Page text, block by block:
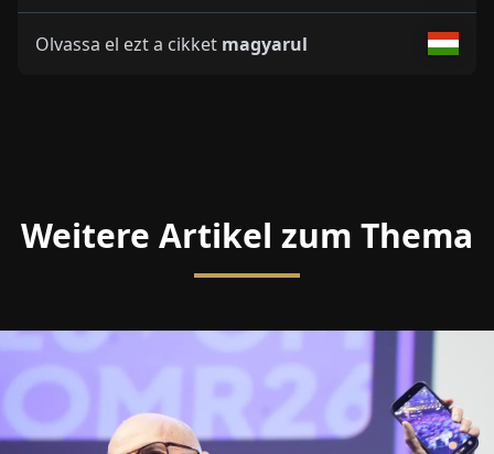
Olvassa el ezt a cikket magyarul
Weitere Artikel zum Thema